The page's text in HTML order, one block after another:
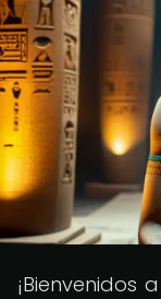
¡Bienvenidos a